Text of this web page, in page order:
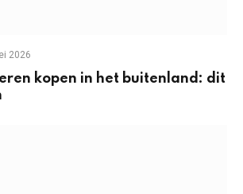
2026
kopen in het buitenland: dit